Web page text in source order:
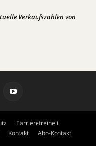
Verkaufszahlen von
Barrierefreiheit
Kontakt Abo-Kontakt